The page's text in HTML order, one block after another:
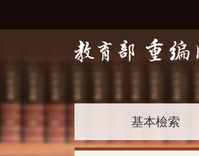
基本檢索